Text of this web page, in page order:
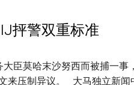
抨警双重标准
臣莫哈末沙努西而被捕一
来压制异议。 大马独立新